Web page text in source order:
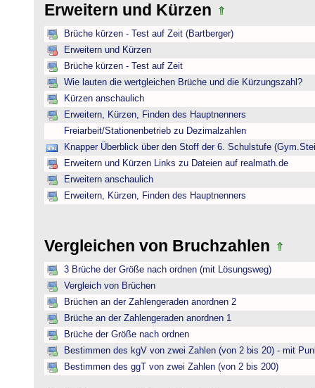
Erweitern und Kürzen
Brüche kürzen - Test auf Zeit (Bartberger)
Erweitern und Kürzen
Brüche kürzen - Test auf Zeit
Wie lauten die wertgleichen Brüche und die Kürzungszahl?
Kürzen anschaulich
Erweitern, Kürzen, Finden des Hauptnenners
Freiarbeit/Stationenbetrieb zu Dezimalzahlen
Knapper Überblick über den Stoff der 6. Schulstufe
Erweitern und Kürzen Links zu Dateien auf realmath.de
Erweitern anschaulich
Erweitern, Kürzen, Finden des Hauptnenners
Vergleichen von Bruchzahlen
3 Brüche der Größe nach ordnen (mit Lösungsweg)
Vergleich von Brüchen
Brüchen an der Zahlengeraden anordnen 2
Brüche an der Zahlengeraden anordnen 1
Brüche der Größe nach ordnen
Bestimmen des kgV von zwei Zahlen (von 2 bis 20) - mit
Bestimmen des ggT von zwei Zahlen (von 2 bis 200)